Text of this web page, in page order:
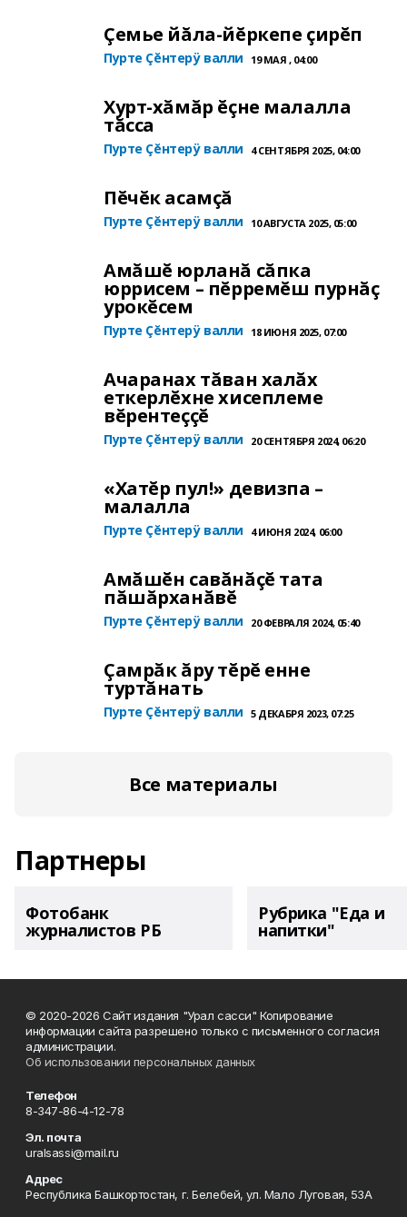
Çемье йăла-йĕркепе çирĕп
Пурте Çĕнтерÿ валли 19 МАЯ , 04:00
Хурт-хăмăр ĕçне малалла
тăсса
Пурте Çĕнтерÿ валли 4 СЕНТЯБРЯ 2025, 04:00
Пĕчĕк асамçă
Пурте Çĕнтерÿ валли 10 АВГУСТА 2025, 05:00
Амăшĕ юрланă сăпка
юррисем – пĕрремĕш пурнăç
урокĕсем
Пурте Çĕнтерÿ валли 18 ИЮНЯ 2025, 07:00
Ачаранах тăван халăх
еткерлĕхне хисеплеме
вĕрентеççĕ
Пурте Çĕнтерÿ валли 20 СЕНТЯБРЯ 2024, 06:20
«Хатĕр пул!» девизпа –
малалла
Пурте Çĕнтерÿ валли 4 ИЮНЯ 2024, 06:00
Амăшĕн савăнăçĕ тата
пăшăрханăвĕ
Пурте Çĕнтерÿ валли 20 ФЕВРАЛЯ 2024, 05:40
Çамрăк ăру тĕрĕ енне
туртăнать
Пурте Çĕнтерÿ валли 5 ДЕКАБРЯ 2023, 07:25
Все материалы
Партнеры
Фотобанк
журналистов РБ
Рубрика "Еда и
напитки"
© 2020-2026 Сайт издания "Урал сасси" Копирование
информации сайта разрешено только с письменного согласия
администрации.
Об использовании персональных данных
Телефон
8-347-86-4-12-78
Эл. почта
uralsassi@mail.ru
Адрес
Республика Башкортостан, г. Белебей, ул. Мало Луговая, 53А